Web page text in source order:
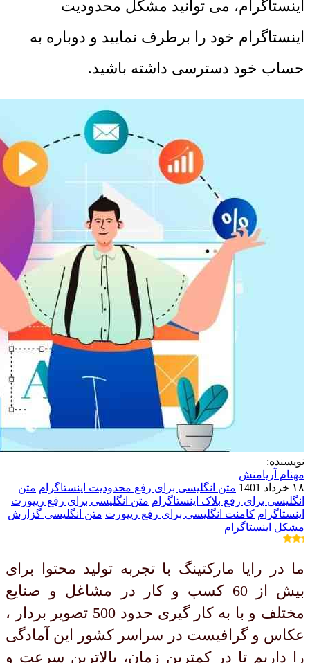
اینستاگرام، می توانید مشکل محدودیت
اینستاگرام خود را برطرف نمایید و دوباره به
حساب خود دسترسی داشته باشید.
نویسنده:
مهنام آریامنش
۱۸ خرداد 1401
متن انگلیسی برای رفع محدودیت اینستاگرام متن
انگلیسی برای رفع بلاک اینستاگرام متن انگلیسی برای رفع ریپورت
اینستاگرام کامنت انگلیسی برای رفع ریپورت متن انگلیسی گزارش
مشکل اینستاگرام
ما در رایا مارکتینگ با تجربه تولید محتوا برای
بیش از 60 کسب و کار در مشاغل و صنایع
مختلف و با به کار گیری حدود 500 تصویر بردار ،
عکاس و گرافیست در سراسر کشور این آمادگی
را داریم تا در کمترین زمان، بالاترین سرعت و